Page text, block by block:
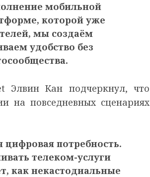
мобильной
которой уже
мы создаём
удобство без
Элвин Кан подчеркнул, что
на повседневных сценариях
цифровая потребность.
телеком-услуги
как некастодиальные